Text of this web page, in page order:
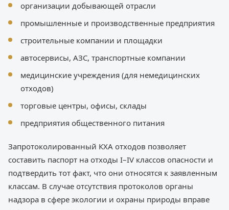
организации добывающей отрасли
промышленные и производственные предприятия
строительные компании и площадки
автосервисы, АЗС, транспортные компании
медицинские учреждения (для немедицинских
отходов)
торговые центры, офисы, склады
предприятия общественного питания
Запротоколированный КХА отходов позволяет
составить паспорт на отходы I–IV классов опасности и
подтвердить тот факт, что они относятся к заявленным
классам. В случае отсутствия протоколов органы
надзора в сфере экологии и охраны природы вправе